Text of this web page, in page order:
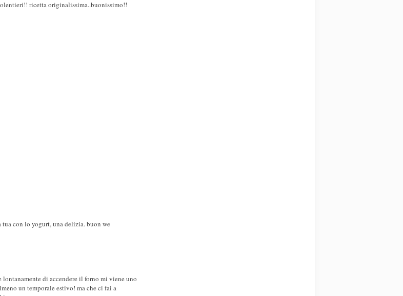
ricetta originalissima..buonissimo!!
con lo yogurt, una delizia. buon we
di accendere il forno mi viene uno
un temporale estivo! ma che ci fai a